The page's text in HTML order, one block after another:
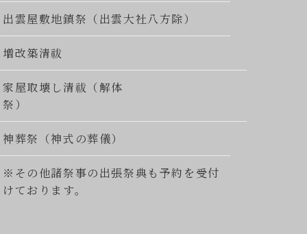
出雲屋敷地鎮祭（出雲大社八方除）
増改築清祓
家屋取壊し清祓（解体
祭）
神葬祭（神式の葬儀）
※その他諸祭事の出張祭典も予約を受付
けております。